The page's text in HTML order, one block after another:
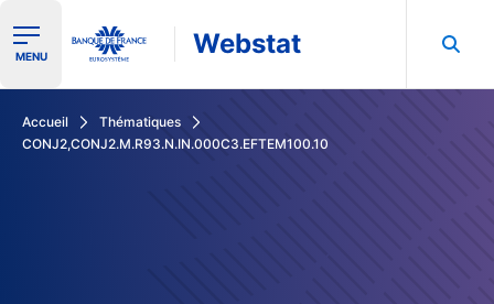
Ouvrir le menu de navigation
MENU Webstat
Accueil
Thématiques
CONJ2,CONJ2.M.R93.N.IN.000C3.EFTEM100.10